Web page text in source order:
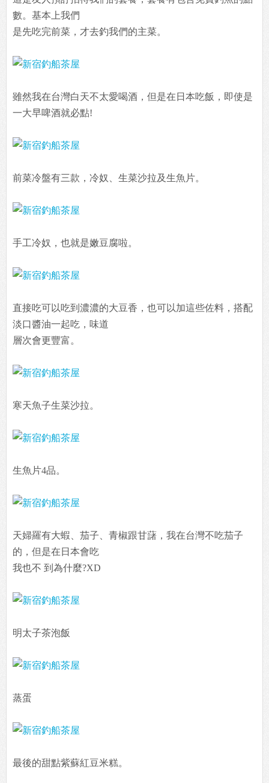
數。基本上我們
是先吃完前菜，才去釣我們的主菜。
雖然我在台灣白天不太愛喝酒，但是在日本吃飯，即使是
一大早啤酒就必點!
前菜冷盤有三款，冷奴、生菜沙拉及生魚片。
手工冷奴，也就是嫩豆腐啦。
直接吃可以吃到濃濃的大豆香，也可以加這些佐料，搭配
淡口醬油一起吃，味道
層次會更豐富。
寒天魚子生菜沙拉。
生魚片4品。
天婦羅有大蝦、茄子、青椒跟甘藷，我在台灣不吃茄子
的，但是在日本會吃
我也不 到為什麼?XD
明太子茶泡飯
蒸蛋
最後的甜點紫蘇紅豆米糕。